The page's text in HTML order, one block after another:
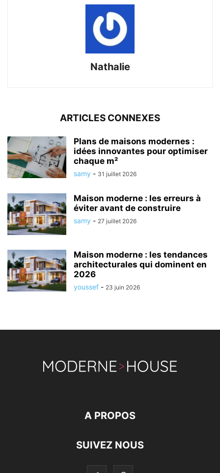
Nathalie
ARTICLES CONNEXES
Plans de maisons modernes :
idées innovantes pour optimiser
chaque m²
samy - 31 juillet 2026
Maison moderne : les erreurs à
éviter avant de construire
samy - 27 juillet 2026
Maison moderne : les tendances
architecturales qui dominent en
2026
youssef - 23 juin 2026
A PROPOS
SUIVEZ NOUS